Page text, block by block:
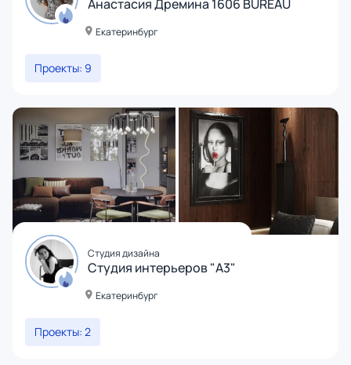
Анастасия Дремина 1606 BUREAU
Екатеринбург
Проекты: 9
Студия дизайна
Студия интерьеров "А3"
Екатеринбург
Проекты: 2